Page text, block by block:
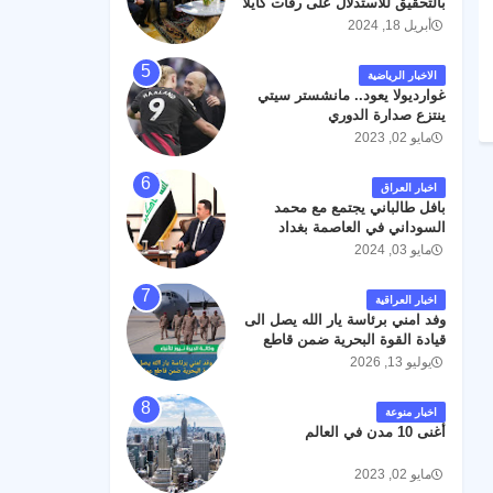
مولرأبريل 18, 2024
الاخبار الرياضية
غوارديولا يعود.. مانشستر سيتي
ينتزع صدارة الدوري
مايو 02, 2023
اخبار العراق
بافل طالباني يجتمع مع محمد
السوداني في العاصمة بغداد
مايو 03, 2024
اخبار العراقية
وفد امني برئاسة يار الله يصل الى
قيادة القوة البحرية ضمن قاطع
عمليات البصرة .
يوليو 13, 2026
اخبار منوعة
أغنى 10 مدن في العالم
مايو 02, 2023